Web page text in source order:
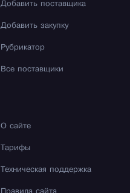
Добавить поставщика
Добавить закупку
Рубрикатор
Все поставщики
О сайте
Тарифы
Техническая поддержка